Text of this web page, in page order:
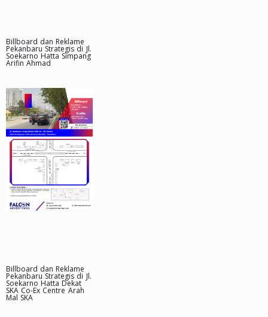
Billboard dan Reklame
Pekanbaru Strategis di Jl.
Soekarno Hatta Simpang
Arifin Ahmad
Billboard dan Reklame
Pekanbaru Strategis di Jl.
Soekarno Hatta Dekat
SKA Co-Ex Centre Arah
Mal SKA